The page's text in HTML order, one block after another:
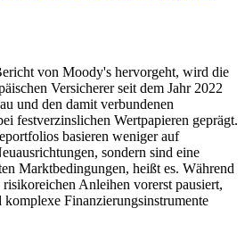
von Moody's hervorgeht, wird die
Versicherer seit dem Jahr 2022
und den damit verbundenen
festverzinslichen Wertpapieren geprägt.
basieren weniger auf
sondern sind eine
Marktbedingungen, heißt es. Während
Anleihen vorerst pausiert,
Finanzierungsinstrumente